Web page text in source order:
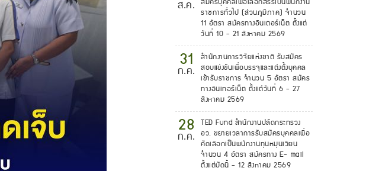
ส.ค. ราชการทั่วไป (ส่วนภูมิภาค) จำนวน
11 อัตรา สมัครทางอินเตอร์เน็ต ตั้งแต่
วันที่ 10 - 21 สิงหาคม 2569
31
ก.ค.
สำนักงานการวิจัยแห่งชาติ รับสมัคร
สอบแข่งขันเพื่อบรรจุและแต่งตั้งบุคคล
เข้ารับราชการ จำนวน 5 อัตรา สมัคร
ทางอินเทอร์เน็ต ตั้งแต่วันที่ 6 - 27
สิงหาคม 2569
28
ก.ค.
TED Fund สำนักงานปลัดกระทรวง
อว. ขยายเวลาการรับสมัครบุคคลเพื่อ
คัดเลือกเป็นพนักงานทุนหมุนเวียน
จำนวน 4 อัตรา สมัครทาง E- mail
ตั้งแต่บัดนี้ - 12 สิงหาคม 2569